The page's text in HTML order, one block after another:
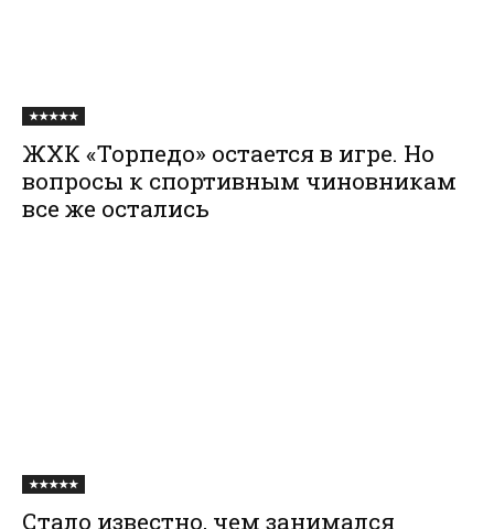
★★★★★
ЖХК «Торпедо» остается в игре. Но
вопросы к спортивным чиновникам
все же остались
★★★★★
Стало известно, чем занимался